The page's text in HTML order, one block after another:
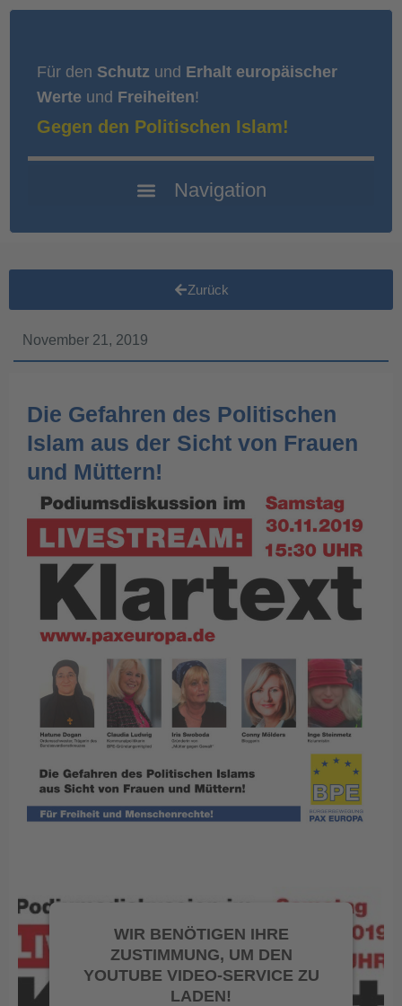
Für den Schutz und Erhalt europäischer
Werte und Freiheiten!
Gegen den Politischen Islam!
Zurück
November 21, 2019
Die Gefahren des Politischen
Islam aus der Sicht von Frauen
und Müttern!
WIR BENÖTIGEN IHRE
ZUSTIMMUNG, UM DEN
YOUTUBE VIDEO-SERVICE ZU
LADEN!